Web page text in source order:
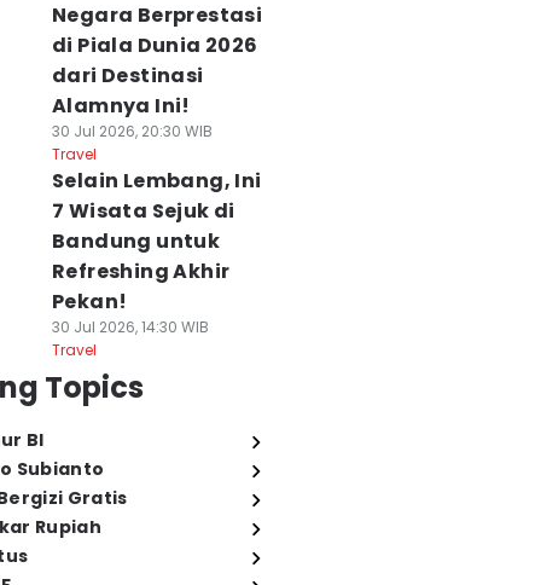
Negara Berprestasi
di Piala Dunia 2026
dari Destinasi
Alamnya Ini!
30 Jul 2026, 20:30 WIB
Travel
Selain Lembang, Ini
7 Wisata Sejuk di
Bandung untuk
Refreshing Akhir
Pekan!
30 Jul 2026, 14:30 WIB
Travel
Topics
BI
Subianto
Gratis
Rupiah